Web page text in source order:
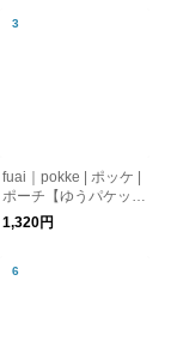
fuai｜pokke | ポッケ |
ポーチ【ゆうパケット
対応】
1,320円